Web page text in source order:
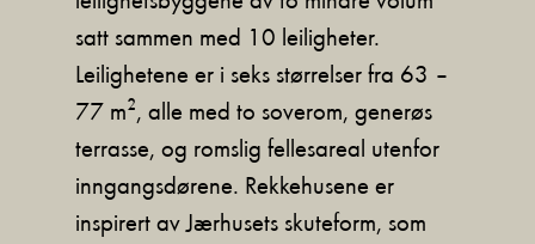
satt sammen med 10 leiligheter.
Leilighetene er i seks størrelser fra 63 –
77 m², alle med to soverom, generøs
terrasse, og romslig fellesareal utenfor
inngangsdørene. Rekkehusene er
inspirert av Jærhusets skuteform, som